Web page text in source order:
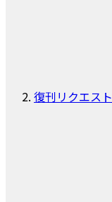
復刊リクエスト